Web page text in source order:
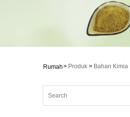
Rumah> Produk > Bahan Kimia